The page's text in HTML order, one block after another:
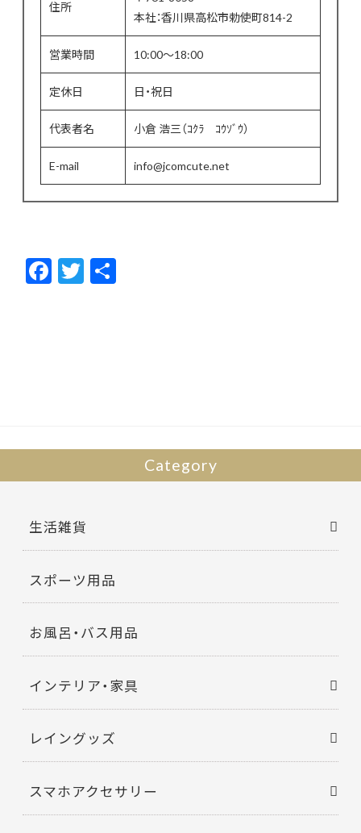
住所
本社：香川県高松市勅使町814-2
営業時間 10:00〜18:00
定休日 日・祝日
代表者名 小倉 浩三（ｺｸﾗ ｺｳｿﾞｳ）
E-mail info@jcomcute.net
F
ac
T
w
Category
生活雑貨
スポーツ用品
お風呂・バス用品
インテリア・家具
レイングッズ
スマホアクセサリー